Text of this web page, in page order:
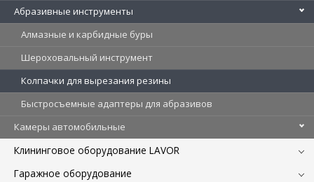
Абразивные инструменты
Алмазные и карбидные буры
Шероховальный инструмент
Колпачки для вырезания резины
Быстросъемные адаптеры для абразивов
Камеры автомобильные
Клининговое оборудование LAVOR
Гаражное оборудование